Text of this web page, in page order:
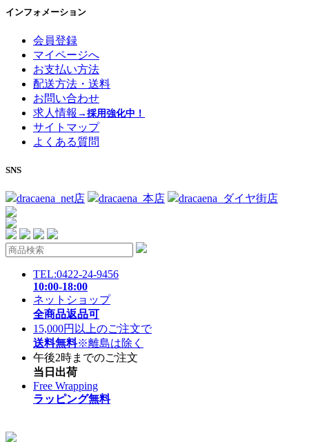
インフォメーション
会員登録
マイページへ
お支払い方法
配送方法・送料
お問い合わせ
求人情報 →採用強化中！
サイトマップ
よくある質問
SNS
dracaena_net店 dracaena_本店 dracaena_ダイヤ街店
TEL:0422-24-9456
10:00-18:00
ネットショップ
全商品返品可
15,000円以上のご注文で
送料無料※離島は除く
午後2時までのご注文
当日出荷
Free Wrapping
ラッピング無料